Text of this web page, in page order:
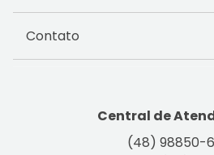
Contato
Central de
(48) 98850-